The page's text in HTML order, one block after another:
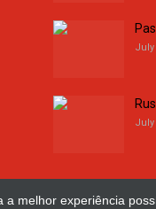
melhor experiência
July
July